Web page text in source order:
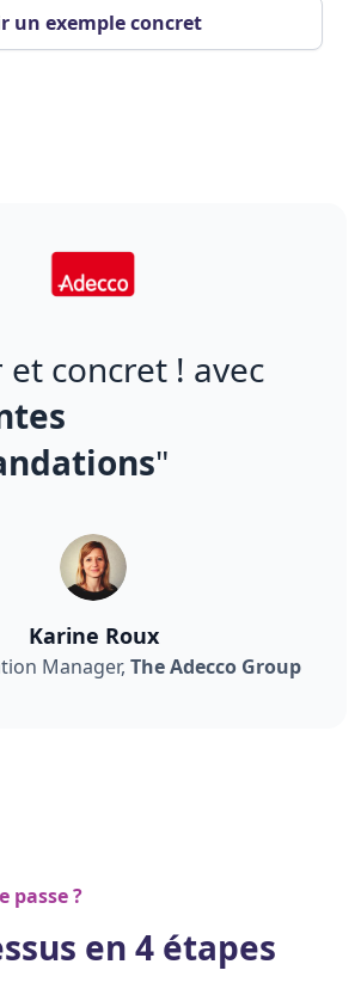
un exemple concret
et concret ! avec
"
Karine Roux
Manager, The Adecco Group
passe ?
en 4 étapes